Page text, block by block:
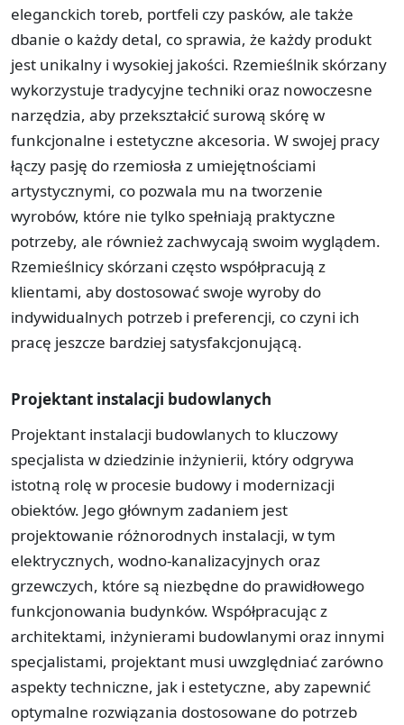
eleganckich toreb, portfeli czy pasków, ale także
dbanie o każdy detal, co sprawia, że każdy produkt
jest unikalny i wysokiej jakości. Rzemieślnik skórzany
wykorzystuje tradycyjne techniki oraz nowoczesne
narzędzia, aby przekształcić surową skórę w
funkcjonalne i estetyczne akcesoria. W swojej pracy
łączy pasję do rzemiosła z umiejętnościami
artystycznymi, co pozwala mu na tworzenie
wyrobów, które nie tylko spełniają praktyczne
potrzeby, ale również zachwycają swoim wyglądem.
Rzemieślnicy skórzani często współpracują z
klientami, aby dostosować swoje wyroby do
indywidualnych potrzeb i preferencji, co czyni ich
pracę jeszcze bardziej satysfakcjonującą.
Projektant instalacji budowlanych
Projektant instalacji budowlanych to kluczowy
specjalista w dziedzinie inżynierii, który odgrywa
istotną rolę w procesie budowy i modernizacji
obiektów. Jego głównym zadaniem jest
projektowanie różnorodnych instalacji, w tym
elektrycznych, wodno-kanalizacyjnych oraz
grzewczych, które są niezbędne do prawidłowego
funkcjonowania budynków. Współpracując z
architektami, inżynierami budowlanymi oraz innymi
specjalistami, projektant musi uwzględniać zarówno
aspekty techniczne, jak i estetyczne, aby zapewnić
optymalne rozwiązania dostosowane do potrzeb